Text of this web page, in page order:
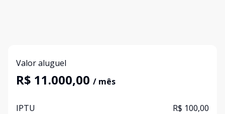
Valor aluguel
R$ 11.000,00 / mês
IPTU R$ 100,00